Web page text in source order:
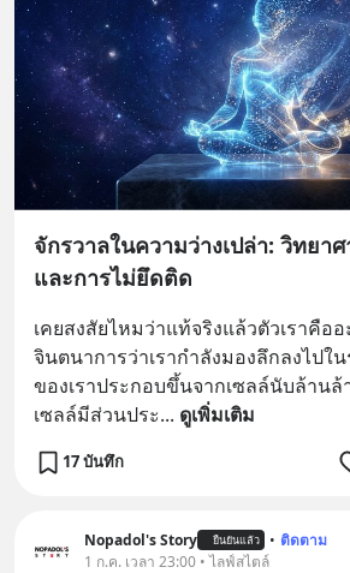
จักรวาลในความว่างเปล่า: วิทยา
และการไม่ยึดติด
เคยสงสัยไหมว่าแท้จริงแล้วตัวเราคืออ
จินตนาการว่าเรากำลังมองลึกลงไปใน
ของเราประกอบขึ้นจากเซลล์นับล้านล้
เซลล์มีส่วนประ... ดูเพิ่มเติม
17 บันทึก
Nopadol's Story ยืนยันแล้ว • ติดตาม
1 ก.ค. เวลา 23:00 • ไลฟ์สไตล์